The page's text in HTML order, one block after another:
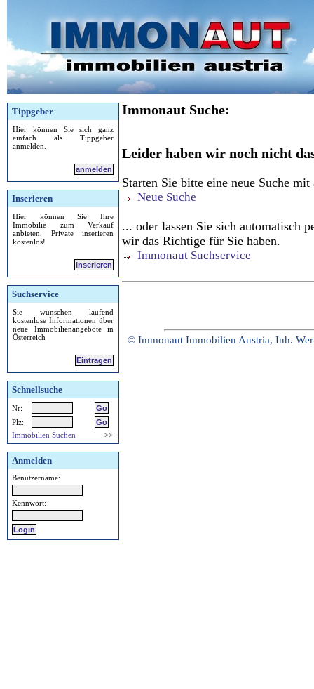
Tippgeber
Hier können Sie sich ganz
einfach als Tippgeber
anmelden.
anmelden
Inserieren
Hier können Sie Ihre
Immobilie zum Verkauf
anbieten. Private inserieren
kostenlos!
Inserieren
Suchservice
Sie wünschen laufend
kostenlose Informationen über
neue Immobilienangebote in
Österreich
Eintragen
Schnellsuche
Nr:
Plz:
Immobilien Suchen
>>
Anmelden
Benutzername:
Kennwort:
Immonaut Suche:
Leider haben wir noch nicht
Starten Sie bitte eine neue Suche
Neue Suche
... oder lassen Sie sich automatisch
wir das Richtige für Sie haben.
Immonaut Suchservice
© Immonaut Immobilien Austria, Inh.